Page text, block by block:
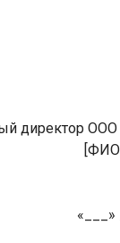
директор